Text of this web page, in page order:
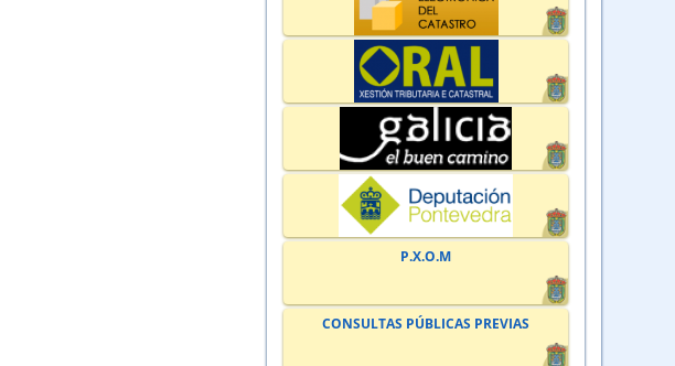
P.X.O.M
CONSULTAS PÚBLICAS PREVIAS